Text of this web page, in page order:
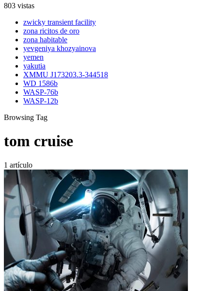
803 vistas
zwicky transient facility
zona ricitos de oro
zona habitable
yevgeniya khozyainova
yemen
yakutia
XMMU J173203.3-344518
WD 1586b
WASP-76b
WASP-12b
Browsing Tag
tom cruise
1 artículo